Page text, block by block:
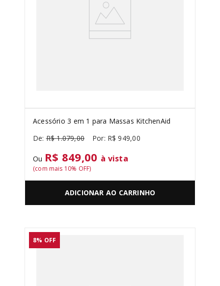
Acessório 3 em 1 para Massas KitchenAid
R$ 1.079,00 R$ 949,00
Ou R$ 849,00 à vista
(com mais 10% OFF)
ADICIONAR AO CARRINHO
8% OFF